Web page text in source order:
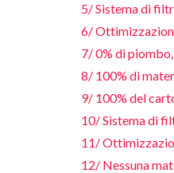
5/ Sistema di
6/
7/ 0% di
8/ 100% di
9/ 100% del
10/ Sistema di
11/
12/ Nessuna